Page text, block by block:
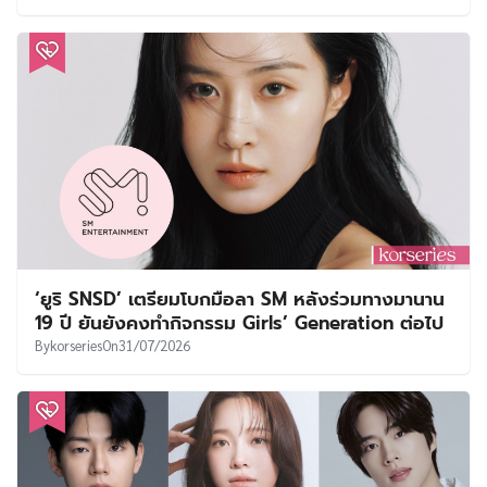
‘ยูริ SNSD’ เตรียมโบกมือลา SM หลังร่วมทางมานาน
19 ปี ยันยังคงทำกิจกรรม Girls’ Generation ต่อไป
BykorseriesOn31/07/2026